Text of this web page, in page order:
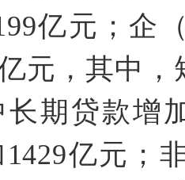
亿元；企
元，其中
期贷款增
亿元；